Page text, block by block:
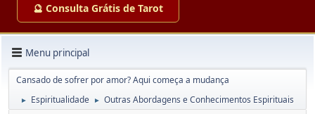
🔮 Consulta Grátis de Tarot
Menu principal
Cansado de sofrer por amor? Aqui começa a mudança
► Espiritualidade ► Outras Abordagens e Conhecimentos Espirituais